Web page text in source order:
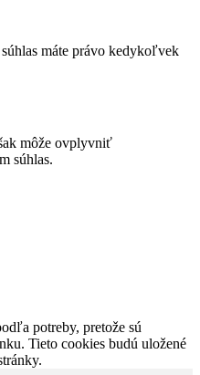
máte právo kedykoľvek
môže ovplyvniť
súhlas.
potreby, pretože sú
Tieto cookies budú uložené